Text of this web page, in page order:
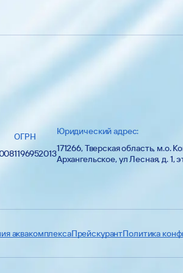
ОГРН
1196952013
Юридический адрес:
171266, Тверская область, м.о.
Архангельское, ул Лесная, д. 1,
аквакомплексаПрейскурантПолитика